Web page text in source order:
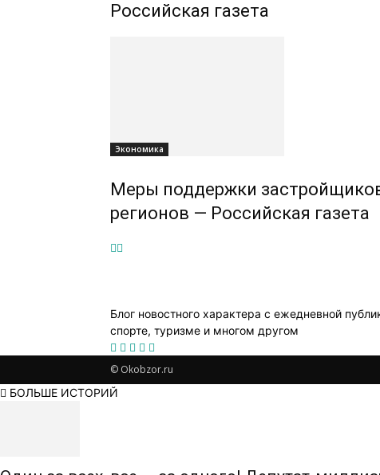
Российская газета
Экономика
Меры поддержки
регионов — Российская газета
Блог новостного характера с ежедневной
спорте, туризме и многом другом
© Okobzor.ru
БОЛЬШЕ ИСТОРИЙ